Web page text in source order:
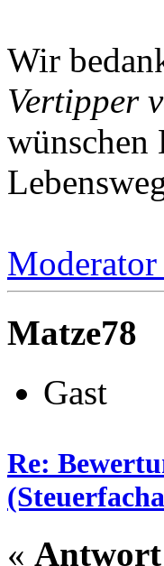
Wir
Vertipper
wünschen
Matze78
Gast
Re:
« Antwort